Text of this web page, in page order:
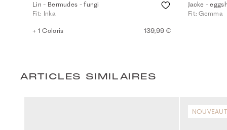
Lin - Bermudes - fungi
Fit: Inka
+ 1 Coloris 139,99 €
Jacke -
Fit: Gemma
ARTICLES SIMILAIRES